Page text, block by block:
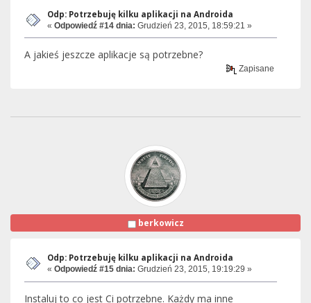
Odp: Potrzebuję kilku aplikacji na Androida
« Odpowiedź #14 dnia: Grudzień 23, 2015, 18:59:21 »
A jakieś jeszcze aplikacje są potrzebne?
Zapisane
berkowicz
Odp: Potrzebuję kilku aplikacji na Androida
« Odpowiedź #15 dnia: Grudzień 23, 2015, 19:19:29 »
Instaluj to co jest Ci potrzebne. Każdy ma inne